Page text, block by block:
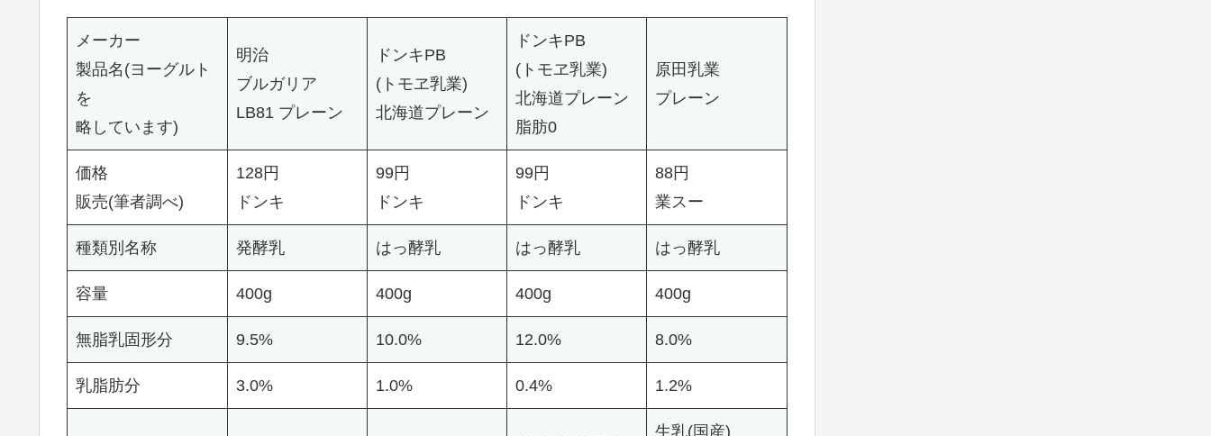
メーカー
製品名(ヨーグルト
を
略しています)
明治
ブルガリア
LB81 プレーン
ドンキPB
(トモヱ乳業)
北海道プレーン
ドンキPB
(トモヱ乳業)
北海道プレーン
脂肪0
原田乳業
プレーン
価格
販売(筆者調べ)
128円
ドンキ
99円
ドンキ
99円
ドンキ
88円
業スー
種類別名称 発酵乳 はっ酵乳 はっ酵乳 はっ酵乳
容量 400g 400g 400g 400g
無脂乳固形分 9.5% 10.0% 12.0% 8.0%
乳脂肪分 3.0% 1.0% 0.4% 1.2%
生乳(国産)